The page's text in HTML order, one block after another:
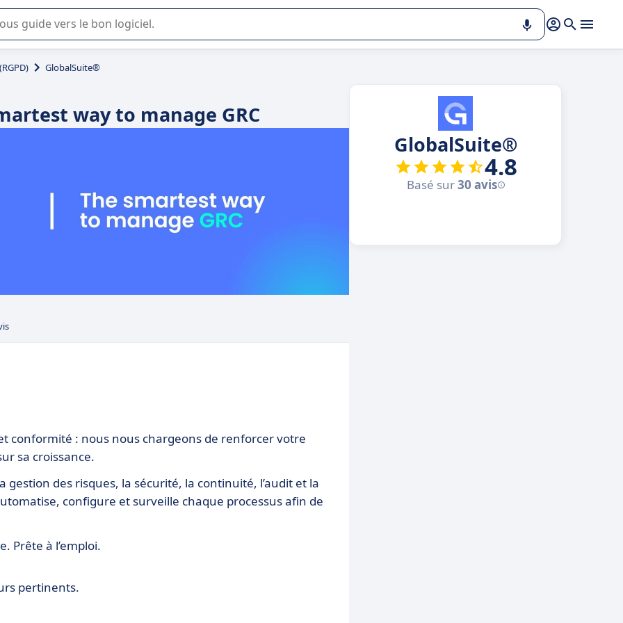
GlobalSuite®
way to manage GRC
conformité : nous nous chargeons de renforcer votre
sa croissance.
des risques, la sécurité, la continuité, l’audit et la
configure et surveille chaque processus afin de
Prête à l’emploi.
pertinents.
GlobalSuite®
4.8
Basé sur30 avis